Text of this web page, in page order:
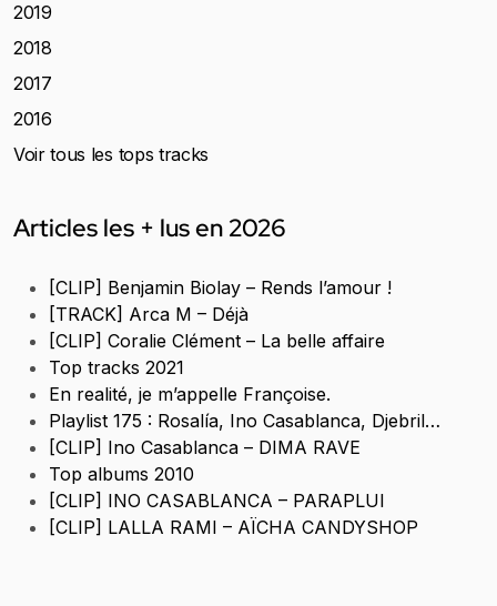
2019
2018
2017
2016
Voir tous les tops tracks
Articles les + lus en 2026
[CLIP] Benjamin Biolay – Rends l’amour !
[TRACK] Arca M – Déjà
[CLIP] Coralie Clément – La belle affaire
Top tracks 2021
En realité, je m’appelle Françoise.
Playlist 175 : Rosalía, Ino Casablanca, Djebril…
[CLIP] Ino Casablanca – DIMA RAVE
Top albums 2010
[CLIP] INO CASABLANCA – PARAPLUI
[CLIP] LALLA RAMI – AÏCHA CANDYSHOP